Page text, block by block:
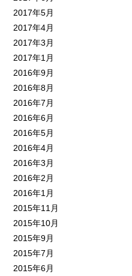
2017年5月
2017年4月
2017年3月
2017年1月
2016年9月
2016年8月
2016年7月
2016年6月
2016年5月
2016年4月
2016年3月
2016年2月
2016年1月
2015年11月
2015年10月
2015年9月
2015年7月
2015年6月